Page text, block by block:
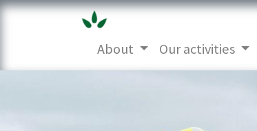
About Our activities